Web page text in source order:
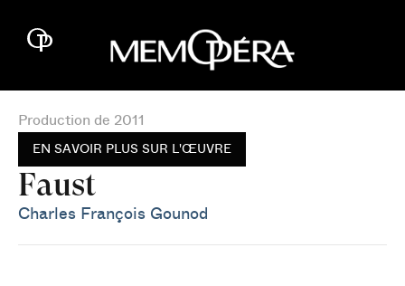
Production de 2011
EN SAVOIR PLUS SUR L'ŒUVRE
Faust
Charles François Gounod